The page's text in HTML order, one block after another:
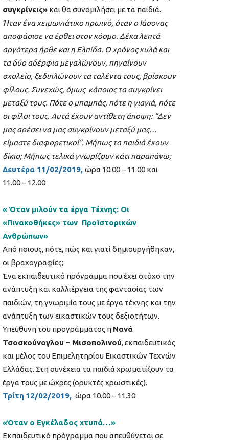
συγκρίνεις» και θα συνομιλήσει με τα παιδιά.
Ήταν ένα χειμωνιάτικο πρωινό, όταν ο Ιάσονας
αποφάσισε να έρθει στον κόσμο. Δέκα λεπτά
αργότερα ήρθε και η Ελπίδα. Ο χρόνος κυλά και
τα δύο αδέρφια μεγαλώνουν, πηγαίνουν
σχολείο, ξεδιπλώνουν τα ταλέντα τους, βρίσκουν
φίλους. Συνεχώς, όμως κάποιος τα συγκρίνει
μεταξύ τους. Πότε ο μπαμπάς, πότε η γιαγιά, πότε
οι φίλοι τους. Αυτά έχουν αντίθετη άποψη: “Δεν
μας αρέσει να μας συγκρίνουν μεταξύ μας…
είμαστε διαφορετικοί”. Μήπως τα παιδιά έχουν
δίκιο; Μήπως τελικά γνωρίζουν κάτι παραπάνω;
Δευτέρα 11/02/2019, ώρα 10.00 – 11.00 και
11.00 – 12.00
« Όταν μιλούν τα έργα Τέχνης: Οι
«Πινακοθήκες» των Προϊστορικών
Ανθρώπων»
Από ποιους, πότε, πώς και γιατί δημιουργήθηκαν,
οι βραχογραφίες;
Ένα εκπαιδευτικό πρόγραμμα που έχει στόχο την
ανάπτυξη και καλλιέργεια της φαντασίας των
παιδιών, τη γνωριμία τους με έργα τέχνης και την
ανάπτυξη των εικαστικών τους δεξιοτήτων.
Υπεύθυνη του προγράμματος η Νανά
Τσοσκούνογλου – Μισοπολινού, εκπαιδευτικός
και μέλος του Επιμελητηρίου Εικαστικών Τεχνών
Ελλάδας. Στη συνέχεια τα παιδιά χρωματίζουν τα
έργα τους με ώχρες (ορυκτές χρωστικές).
Τρίτη 12/02/2019, ώρα 10.00 – 11.30
«Όταν ο Εγκέλαδος χτυπά…»
Εκπαιδευτικό πρόγραμμα που απευθύνεται σε